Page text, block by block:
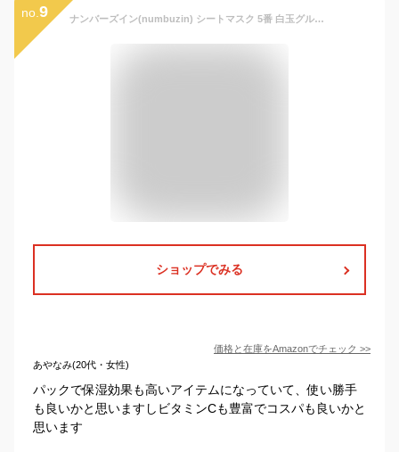
no. 9 ナンバーズイン(numbuzin) シートマスク 5番 白玉グルタチオンCふりかけマスク 4枚 透明感・くすみケア フェイスパック フェイスマスク 韓国コスメ パック スキンケア
ショップでみる
価格と在庫をAmazonでチェック >>
あやなみ(20代・女性)
パックで保湿効果も高いアイテムになっていて、使い勝手
も良いかと思いますしビタミンCも豊富でコスパも良いかと
思います